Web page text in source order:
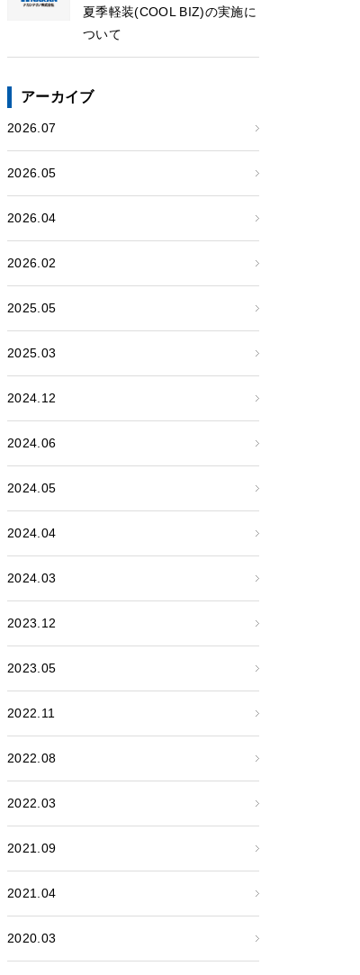
夏季軽装(COOL BIZ)の実施に
ついて
アーカイブ
2026.07
2026.05
2026.04
2026.02
2025.05
2025.03
2024.12
2024.06
2024.05
2024.04
2024.03
2023.12
2023.05
2022.11
2022.08
2022.03
2021.09
2021.04
2020.03